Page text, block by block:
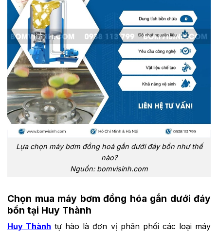
Lựa chọn máy bơm đồng hoá gắn dưới đáy bồn như thế
nào?
Nguồn: bomvisinh.com
Chọn mua máy bơm đồng hóa gắn dưới đáy
bồn tại Huy Thành
Huy Thành tự hào là đơn vị phân phối các loại máy